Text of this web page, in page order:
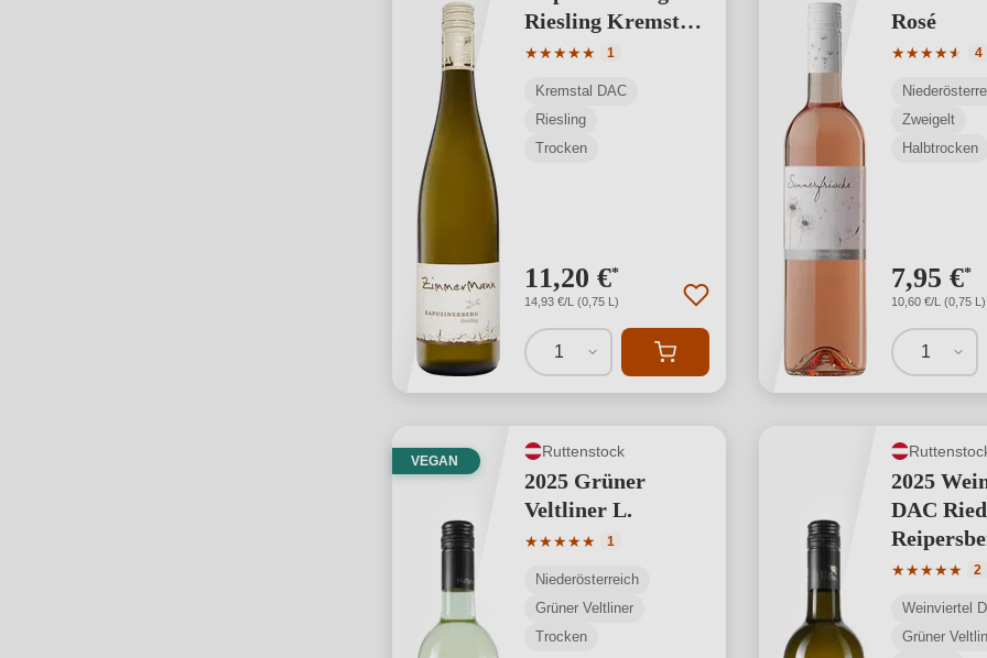
Riesling Kremstal
DAC
★★★★★
Durchschnittliche Bewertung von 5 von 5 Sternen
1
Kremstal DAC
Riesling
Trocken
11,20 €*
14,93 €/L (0,75 L)
1
Rosé
★★★★★
★ 4
Zweigelt
Halbtrocken
7,95 €*
10,60 €/L (0,75 L)
1
VEGAN
Ruttenstock
2025 Grüner
Veltliner L.
★★★★★
Durchschnittliche Bewertung von 5 von 5 Sternen
1
Niederösterreich
Grüner Veltliner
Trocken
2025
DAC Ried
★★★★★ 2
Weinviertel
Grüner